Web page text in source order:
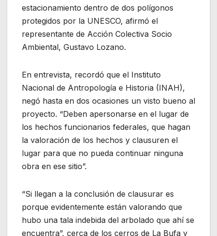
estacionamiento dentro de dos polígonos
protegidos por la UNESCO, afirmó el
representante de Acción Colectiva Socio
Ambiental, Gustavo Lozano.
En entrevista, recordó que el Instituto
Nacional de Antropología e Historia (INAH),
negó hasta en dos ocasiones un visto bueno al
proyecto. “Deben apersonarse en el lugar de
los hechos funcionarios federales, que hagan
la valoración de los hechos y clausuren el
lugar para que no pueda continuar ninguna
obra en ese sitio”.
“Si llegan a la conclusión de clausurar es
porque evidentemente están valorando que
hubo una tala indebida del arbolado que ahí se
encuentra”, cerca de los cerros de La Bufa y